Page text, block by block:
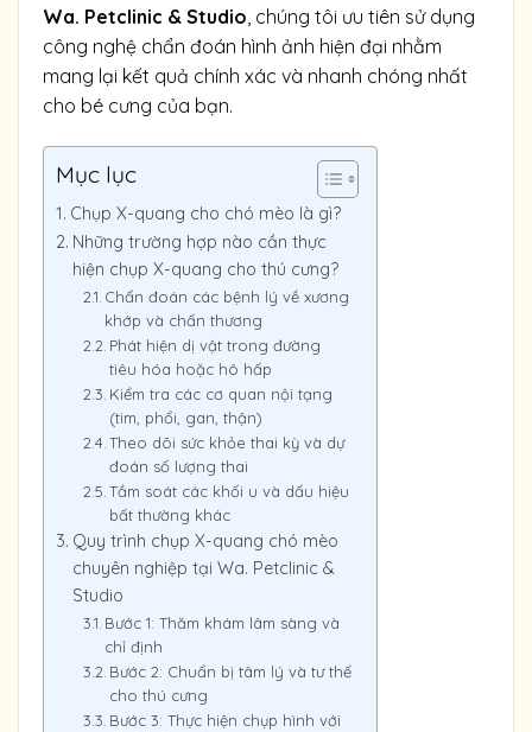
Wa. Petclinic & Studio, chúng tôi ưu tiên sử dụng
công nghệ chẩn đoán hình ảnh hiện đại nhằm
mang lại kết quả chính xác và nhanh chóng nhất
cho bé cưng của bạn.
Mục lục
Chụp X-quang cho chó mèo là gì?
Những trường hợp nào cần thực
hiện chụp X-quang cho thú cưng?
Chẩn đoán các bệnh lý về xương
khớp và chấn thương
Phát hiện dị vật trong đường
tiêu hóa hoặc hô hấp
Kiểm tra các cơ quan nội tạng
(tim, phổi, gan, thận)
Theo dõi sức khỏe thai kỳ và dự
đoán số lượng thai
Tầm soát các khối u và dấu hiệu
bất thường khác
Quy trình chụp X-quang chó mèo
chuyên nghiệp tại Wa. Petclinic &
Studio
Bước 1: Thăm khám lâm sàng và
chỉ định
Bước 2: Chuẩn bị tâm lý và tư thế
cho thú cưng
Bước 3: Thực hiện chụp hình với